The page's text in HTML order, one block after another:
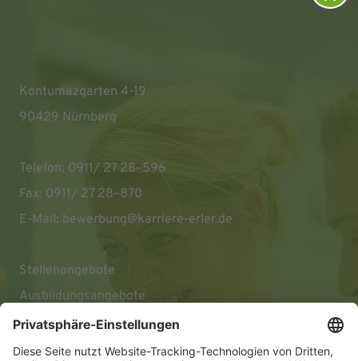
Kontumazgarten 4-19
90429 Nürnberg
Telefon: 0911/ 27 28–596
Fax: 0911/ 27 28–870
E-Mail: bewerbung@karriere-erler.de
Stellenangebote
Ausbildungsangebote
Impressum